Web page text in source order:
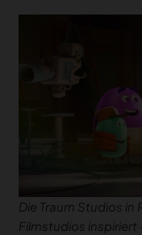
Die Traum Studios
Filmstudios inspiriert